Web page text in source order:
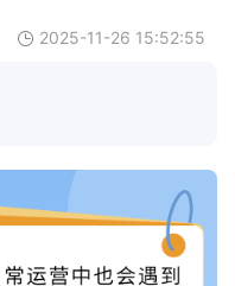
2025-11-26 15:52:55